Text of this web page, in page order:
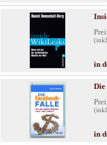
in
Die
in